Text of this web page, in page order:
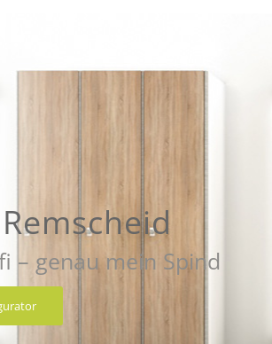
– genau mein Spind